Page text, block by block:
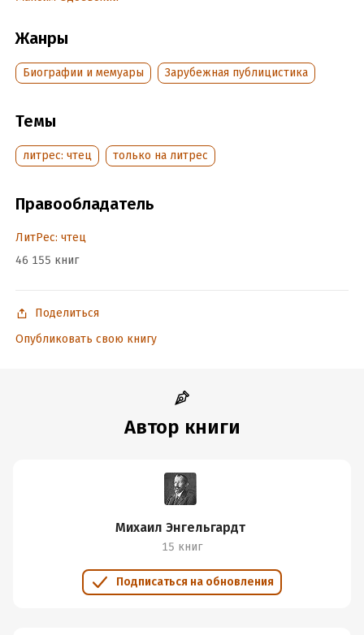
Подробная информация
Дата написания:10 июля 2024
Дата поступления:
Жанры
Биографии и мемуары Зарубежная публицистика
Темы
литрес: чтец только на литрес
Правообладатель
ЛитРес: чтец
46 155 книг
Поделиться
Опубликовать свою книгу
Автор книги
Михаил Энгельгардт
15 книг
Подписаться на обновления